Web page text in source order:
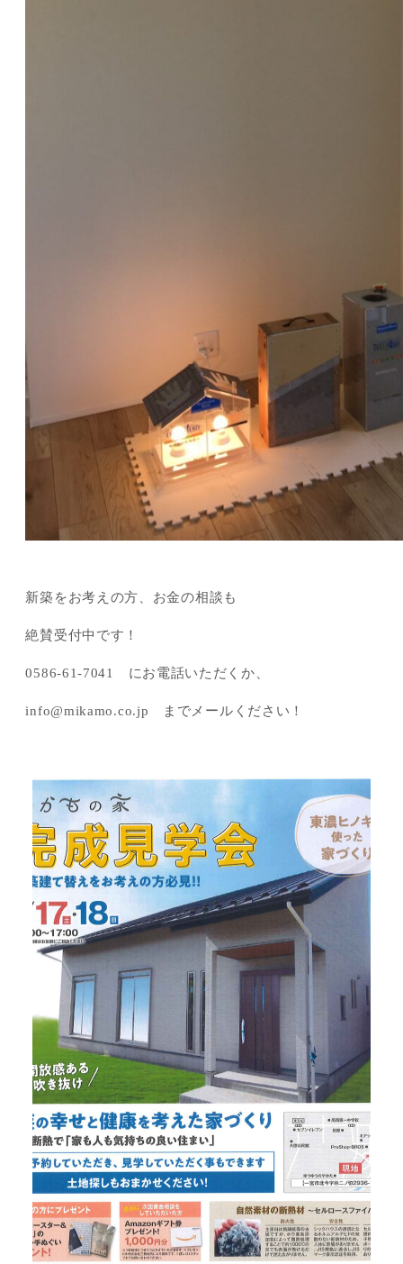
新築をお考えの方、お金の相談も
絶賛受付中です！
0586-61-7041 にお電話いただくか、
info@mikamo.co.jp までメールください！